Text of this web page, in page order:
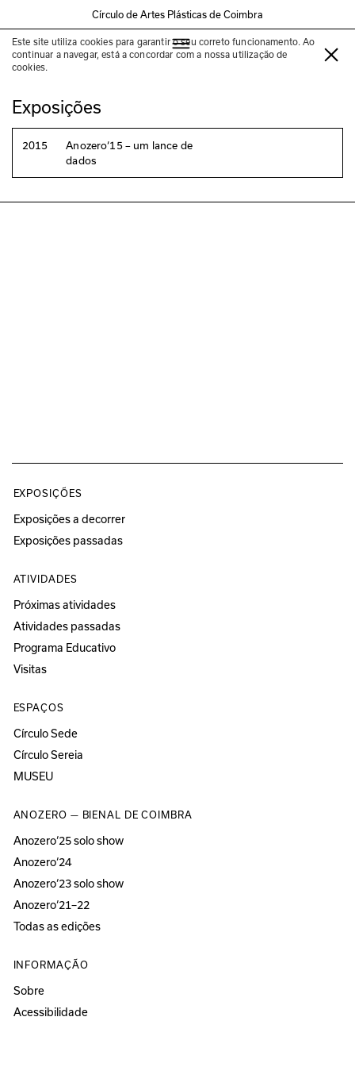
Círculo de Artes Plásticas de Coimbra
Este site utiliza cookies para garantir o seu correto funcionamento. Ao
continuar a navegar, está a concordar com a nossa utilização de
cookies.
Juan Zamora
Exposições
2015
Anozero‘15 – um lance de
dados
EXPOSIÇÕES
Exposições a decorrer
Exposições passadas
ATIVIDADES
Próximas atividades
Atividades passadas
Programa Educativo
Visitas
ESPAÇOS
Círculo Sede
Círculo Sereia
MUSEU
ANOZERO — BIENAL DE COIMBRA
Anozero‘25 solo show
Anozero‘24
Anozero‘23 solo show
Anozero‘21–22
Todas as edições
INFORMAÇÃO
Sobre
Acessibilidade